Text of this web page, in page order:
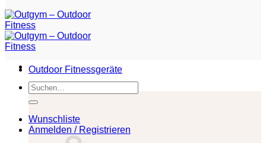
Suchen
nach:
Wunschliste
Anmelden / Registrieren
Outdoor Fitnessgeräte